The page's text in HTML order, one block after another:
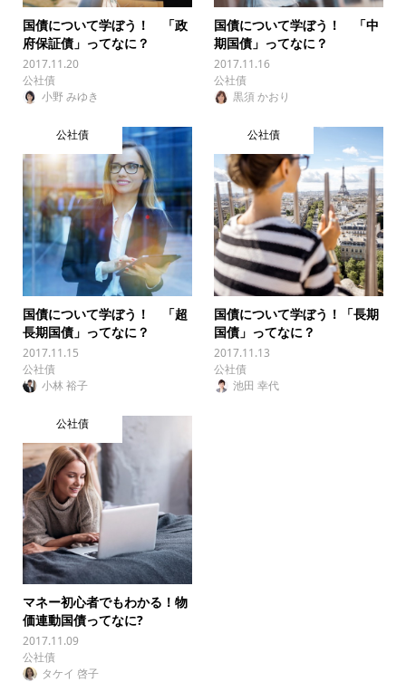
国債について学ぼう！ 「政
府保証債」ってなに？
2017.11.20
公社債
小野 みゆき
国債について学ぼう！ 「中
期国債」ってなに？
2017.11.16
公社債
黒須 かおり
公社債
国債について学ぼう！ 「超
長期国債」ってなに？
2017.11.15
公社債
小林 裕子
公社債
国債について学ぼう！「長期
国債」ってなに？
2017.11.13
公社債
池田 幸代
公社債
マネー初心者でもわかる！物
価連動国債ってなに?
2017.11.09
公社債
タケイ 啓子